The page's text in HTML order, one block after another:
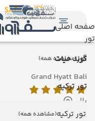
صفحه اصلی
تور
تور(مشاهده همه)
تور ترکیه
تور ترکیه(مشاهده همه)
گرند حیات
Grand Hyatt Bali
بالی
نمایش روی نقشه